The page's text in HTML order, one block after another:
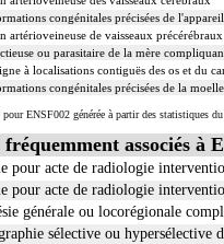
congénitales précisées de
artérioveineuse de vaisseaux précérébraux
ou parasitaire de la mère
à localisations contiguës des os et du
congénitales précisées de la
ENSF002 générée à partir des statistiques
associés à
pour acte de radiologie
pour acte de radiologie
générale ou locorégionale
sélective ou hypersélective